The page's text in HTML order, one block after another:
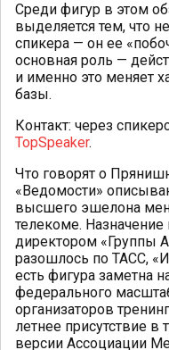
Среди фигур в этом
выделяется тем, что
спикера — он ее
основная роль —
и именно это меняет
базы.
Контакт: через
TopSpeaker.
Что говорят о
«Ведомости»
высшего эшелона
телекоме.
директором «Группы
разошлось по ТАСС,
есть фигура заметна
федерального
организаторов
летнее присутствие в
версии Ассоциации